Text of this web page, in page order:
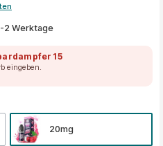
2 Werktage
eingeben.
20mg